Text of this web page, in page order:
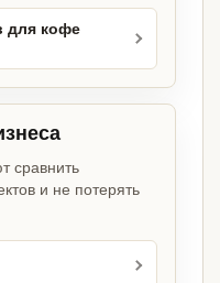
для кофе
сравнить
и не потерять